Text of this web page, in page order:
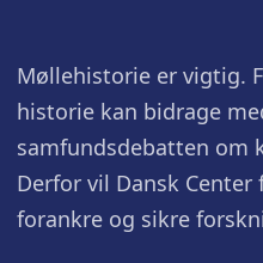
Møllehistorie er vigtig.
historie kan bidrage
samfundsdebatten om
Derfor vil Dansk
forankre og sikre